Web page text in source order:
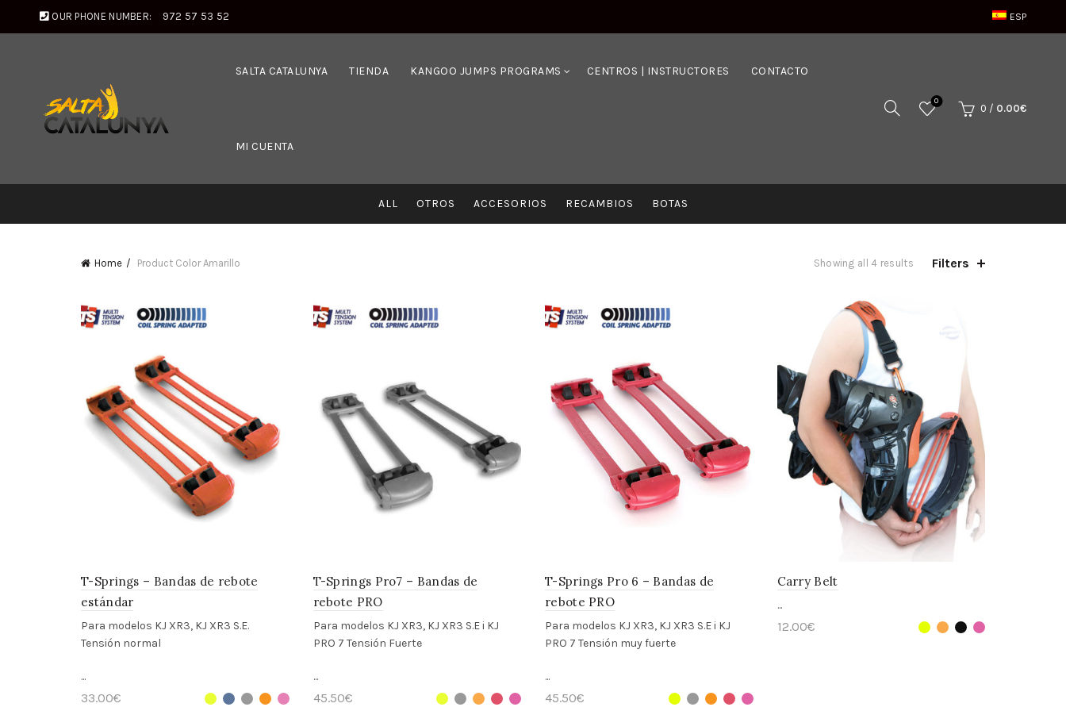
OUR PHONE NUMBER: 972 57 53 52 ESP
SALTA CATALUNYA TIENDA KANGOO JUMPS PROGRAMS CENTROS | INSTRUCTORES CONTACTO
MI CUENTA
0
0 / 0.00€
ALL OTROS ACCESORIOS RECAMBIOS BOTAS
Home Product ColorAmarillo Showing all 4 results Filters
T-Springs – Bandas de rebote
estándar
Para modelos KJ XR3, KJ XR3 S.E.
Tensión normal
...
33.00€
T-Springs Pro7 – Bandas de
rebote PRO
Para modelos KJ XR3, KJ XR3 S.E i KJ
PRO 7 Tensión Fuerte
...
45.50€
T-Springs Pro 6 – Bandas de
rebote PRO
Para modelos KJ XR3, KJ XR3 S.E i KJ
PRO 7 Tensión muy fuerte
...
45.50€
Carry Belt
...
12.00€